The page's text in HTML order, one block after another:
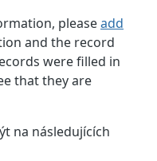
pleaseadd
and the record
were filled in
that they are
na následujících